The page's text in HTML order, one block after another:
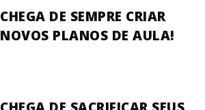
CHEGA DE SEMPRE CRIAR
NOVOS PLANOS DE AULA!